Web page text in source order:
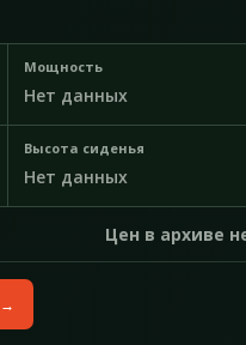
Мощность
Нет данных
Высота сиденья
Нет данных
Цен в архиве
→